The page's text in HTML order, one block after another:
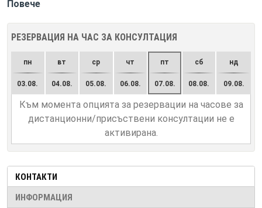
Повече
РЕЗЕРВАЦИЯ НА ЧАС ЗА КОНСУЛТАЦИЯ
пн
03.08.
вт
04.08.
ср
05.08.
чт
06.08.
пт
07.08.
сб
08.08.
нд
09.08.
Към момента опцията за резервации на часове за
дистанционни/присъствени консултации не е
активирана.
КОНТАКТИ
ИНФОРМАЦИЯ